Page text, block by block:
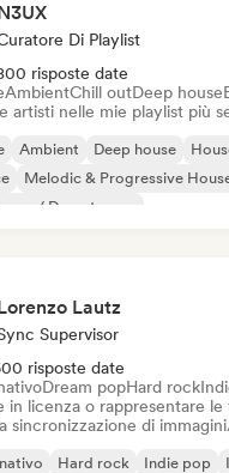
Di Playlist
risposte date
AmbientChill outDeep house
artisti nelle mie playlist più
Ambient Deep house
Melodic & Progressive
/ Downtempo
Lautz
Supervisor
risposte date
Dream popHard rock
in licenza o rappresentare
sincronizzazione di
Hard rock Indie pop